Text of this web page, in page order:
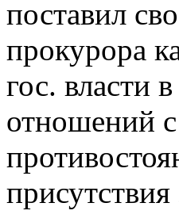
поставил
прокурора
гос. власти
отношений